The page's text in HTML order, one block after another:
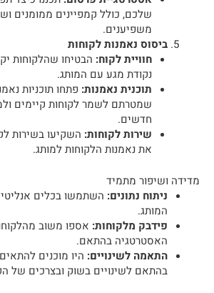
שלכם, כולל קמפיינים ממומנים
משפיענים.
ביסוס נאמנות לקוחות
חוויית לקוח: הבטיחו שהלקוחות
נקודת מגע עם המותג.
תוכנית נאמנות: פתחו תוכניות
שמטרתם לשמר לקוחות קיימים
חדשים.
שירות לקוחות: השקיעו בשירות
את נאמנות הלקוחות למותג.
מדידה ושיפור מתמיד
ניתוח נתונים: השתמשו בכלים
המותג.
פידבק מלקוחות: אספו משוב
האסטרטגיה בהתאם.
התאמה לשינויים: היו מוכנים
בהתאם לשינויים בשוק ובצרכים של